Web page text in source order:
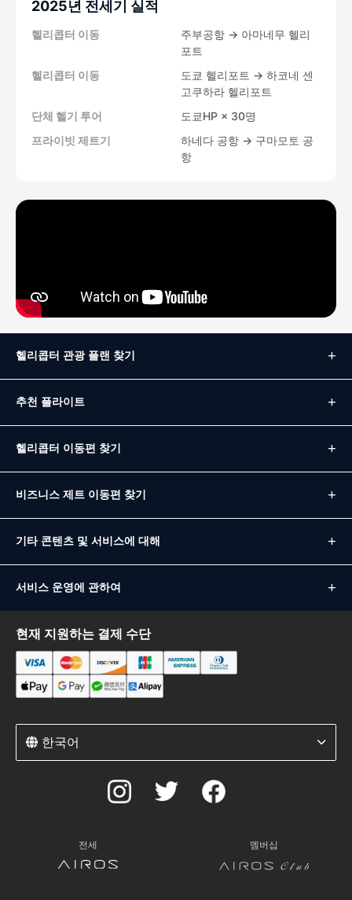
2025년 전세기 실적
헬리콥터 이동
주부공항 → 아마네무 헬리
포트
헬리콥터 이동
도쿄 헬리포트 → 하코네 센
고쿠하라 헬리포트
단체 헬기 투어
도쿄HP × 30명
프라이빗 제트기
하네다 공항 → 구마모토 공
항
헬리콥터 관광 플랜 찾기
추천 플라이트
헬리콥터 이동편 찾기
비즈니스 제트 이동편 찾기
기타 콘텐츠 및 서비스에 대해
서비스 운영에 관하여
현재 지원하는 결제 수단
한국어
전세 멤버십